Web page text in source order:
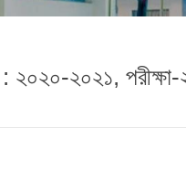
: ২০২০-২০২১,